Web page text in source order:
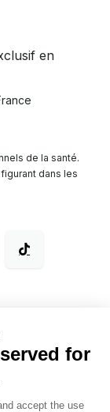
en
de la santé.
dans les